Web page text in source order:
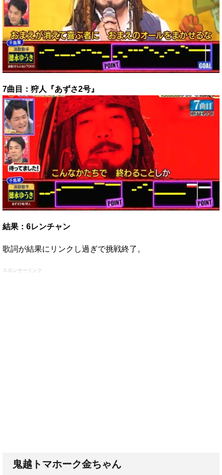
7曲目：狩人『あずさ2号』
結果：6レンチャン
歌詞が結果にリンクし過ぎで挑戦終了。
スポンサーリンク
鬼越トマホーク金ちゃん